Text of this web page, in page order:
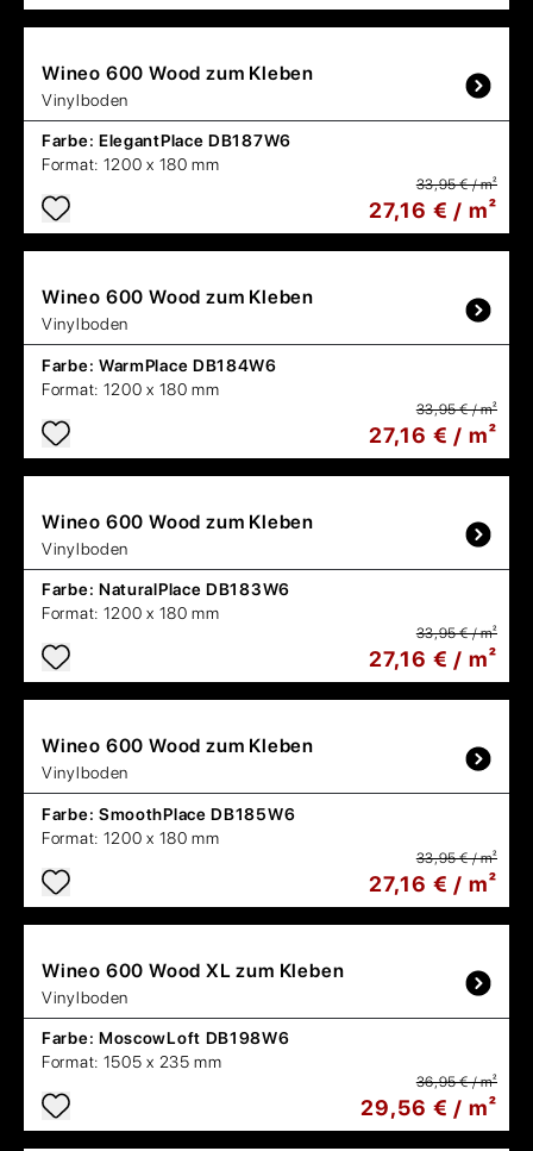
Wineo 600 Wood zum Kleben
Vinylboden
Farbe: ElegantPlace DB187W6
Format: 1200 x 180 mm
33,95 € / m²
27,16 € / m²
Wineo 600 Wood zum Kleben
Vinylboden
Farbe: WarmPlace DB184W6
Format: 1200 x 180 mm
33,95 € / m²
27,16 € / m²
Wineo 600 Wood zum Kleben
Vinylboden
Farbe: NaturalPlace DB183W6
Format: 1200 x 180 mm
33,95 € / m²
27,16 € / m²
Wineo 600 Wood zum Kleben
Vinylboden
Farbe: SmoothPlace DB185W6
Format: 1200 x 180 mm
33,95 € / m²
27,16 € / m²
Wineo 600 Wood XL zum Kleben
Vinylboden
Farbe: MoscowLoft DB198W6
Format: 1505 x 235 mm
36,95 € / m²
29,56 € / m²